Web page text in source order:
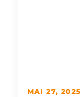
MAI 27, 2025